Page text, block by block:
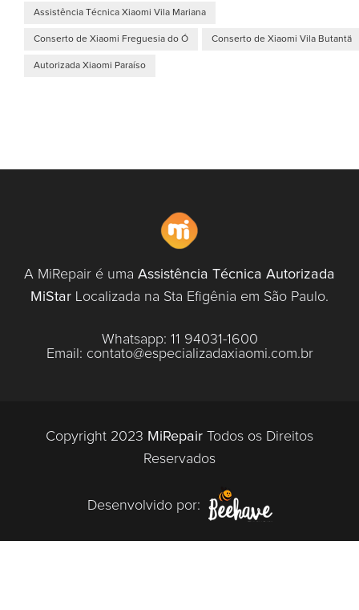
Assistência Técnica Xiaomi Vila Mariana
Conserto de Xiaomi Freguesia do Ó Conserto de Xiaomi Vila Butantã
Autorizada Xiaomi Paraíso
A MiRepair é uma Assistência Técnica Autorizada
MiStar Localizada na Sta Efigênia em São Paulo.
Whatsapp: 11 94031-1600
Email: contato@especializadaxiaomi.com.br
Copyright 2023 MiRepair Todos os Direitos
Reservados
Desenvolvido por: